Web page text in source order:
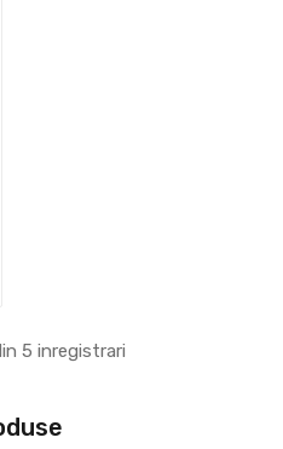
5 inregistrari